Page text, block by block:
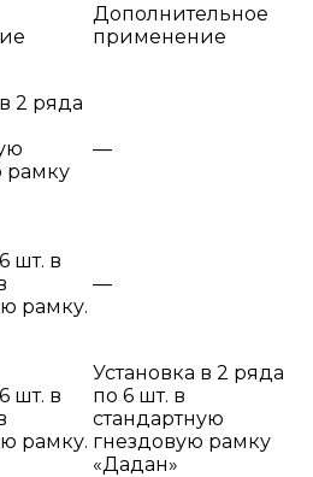
Дополнительное
применение
2 ряда
рамку
—
шт. в
рамку.
—
шт. в
рамку.
Установка в 2 ряда
по 6 шт. в
стандартную
гнездовую рамку
«Дадан»